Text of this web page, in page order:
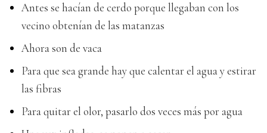
Antes se hacían de cerdo porque llegaban con los
vecino obtenían de las matanzas
Ahora son de vaca
Para que sea grande hay que calentar el agua y estirar
las fibras
Para quitar el olor, pasarlo dos veces más por agua